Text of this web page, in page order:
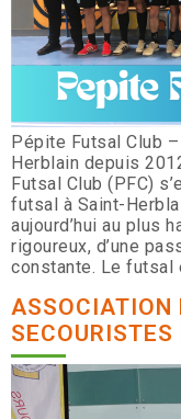
Pépite Futsal Club
Herblain depuis
Futsal Club (PFC)
futsal à Saint-
aujourd’hui au plus
rigoureux, d’une
constante. Le futsal
ASSOCIATION